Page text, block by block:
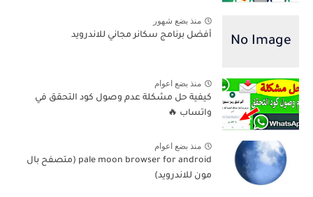
منذ بضع شهور
أفضل برنامج سكانر مجاني للاندرويد
منذ بضع اعوام
كيفية حل مشكلة عدم وصول كود التحقق في
واتساب 🔥
منذ بضع اعوام
pale moon browser for android (متصفح بال
مون للاندرويد)